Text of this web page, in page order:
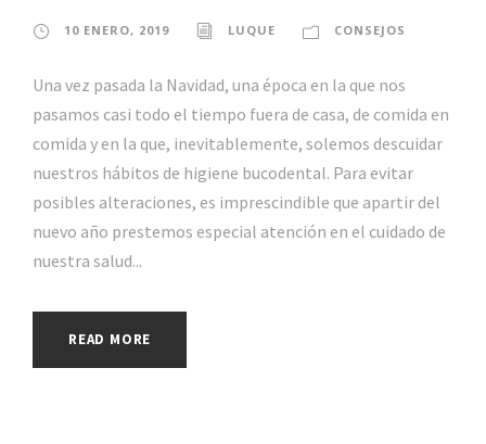
10 ENERO, 2019 LUQUE CONSEJOS
Una vez pasada la Navidad, una época en la que nos
pasamos casi todo el tiempo fuera de casa, de comida en
comida y en la que, inevitablemente, solemos descuidar
nuestros hábitos de higiene bucodental. Para evitar
posibles alteraciones, es imprescindible que apartir del
nuevo año prestemos especial atención en el cuidado de
nuestra salud...
READ MORE